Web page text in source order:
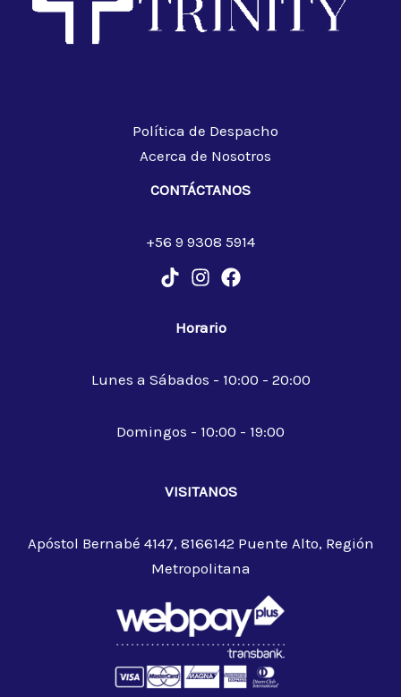
Política de Despacho
Acerca de Nosotros
CONTÁCTANOS
+56 9 9308 5914
Horario
Lunes a Sábados - 10:00 - 20:00
Domingos - 10:00 - 19:00
VISITANOS
Apóstol Bernabé 4147, 8166142 Puente Alto, Región
Metropolitana